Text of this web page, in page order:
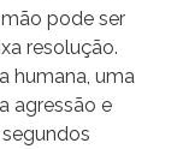
pode ser
resolução.
humana, uma
agressão e